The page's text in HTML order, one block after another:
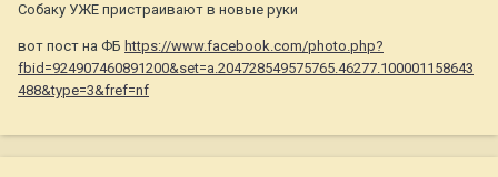
Собаку УЖЕ пристраивают в новые руки
вот пост на ФБ https://www.facebook.com/photo.php?
fbid=924907460891200&set=a.204728549575765.46277.100001158643
488&type=3&fref=nf